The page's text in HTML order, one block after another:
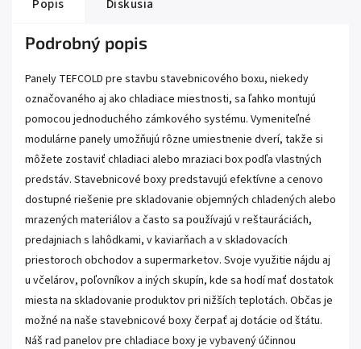
Popis Diskusia
Podrobný popis
Panely TEFCOLD pre stavbu stavebnicového boxu, niekedy
označovaného aj ako chladiace miestnosti, sa ľahko montujú
pomocou jednoduchého zámkového systému. Vymeniteľné
modulárne panely umožňujú rôzne umiestnenie dverí, takže si
môžete zostaviť chladiaci alebo mraziaci box podľa vlastných
predstáv. Stavebnicové boxy predstavujú efektívne a cenovo
dostupné riešenie pre skladovanie objemných chladených alebo
mrazených materiálov a často sa používajú v reštauráciách,
predajniach s lahôdkami, v kaviarňach a v skladovacích
priestoroch obchodov a supermarketov. Svoje využitie nájdu aj
u včelárov, poľovníkov a iných skupín, kde sa hodí mať dostatok
miesta na skladovanie produktov pri nižších teplotách. Občas je
možné na naše stavebnicové boxy čerpať aj dotácie od štátu.
Náš rad panelov pre chladiace boxy je vybavený účinnou